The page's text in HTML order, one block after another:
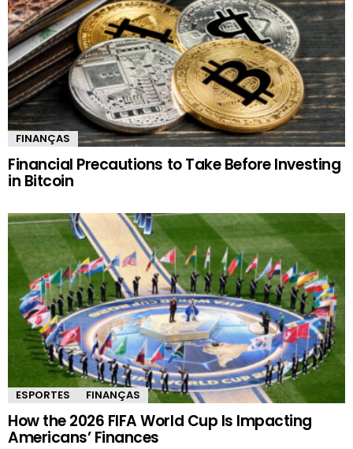
FINANÇAS
Financial Precautions to Take Before Investing
in Bitcoin
ESPORTES FINANÇAS
How the 2026 FIFA World Cup Is Impacting
Americans’ Finances